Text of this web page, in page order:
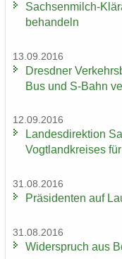
Sachsenmilch-​
be­han­deln
13.09.2016
Dresd­ner
Bus und S-​Bahn
12.09.2016
Lan­des­di­rek­ti­on
Vogt­land­krei­ses
31.08.2016
Prä­si­den­ten auf
31.08.2016
Wi­der­spruch aus